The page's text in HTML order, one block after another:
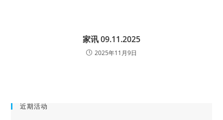
家讯 09.11.2025
2025年11月9日
近期活动